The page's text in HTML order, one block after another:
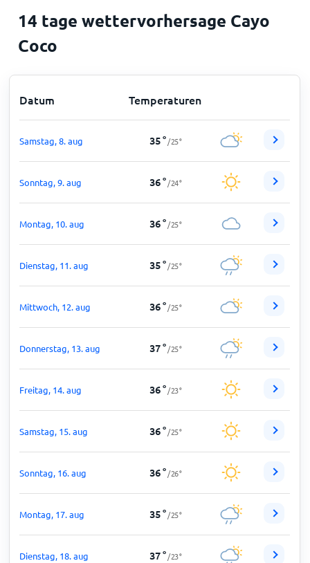
14 tage wettervorhersage Cayo
Coco
Datum Temperaturen
Samstag, 8. aug 35° /25°
Sonntag, 9. aug 36° /24°
Montag, 10. aug 36° /25°
Dienstag, 11. aug 35° /25°
Mittwoch, 12. aug 36° /25°
Donnerstag, 13. aug 37° /25°
Freitag, 14. aug 36° /23°
Samstag, 15. aug 36° /25°
Sonntag, 16. aug 36° /26°
Montag, 17. aug 35° /25°
Dienstag, 18. aug 37° /23°